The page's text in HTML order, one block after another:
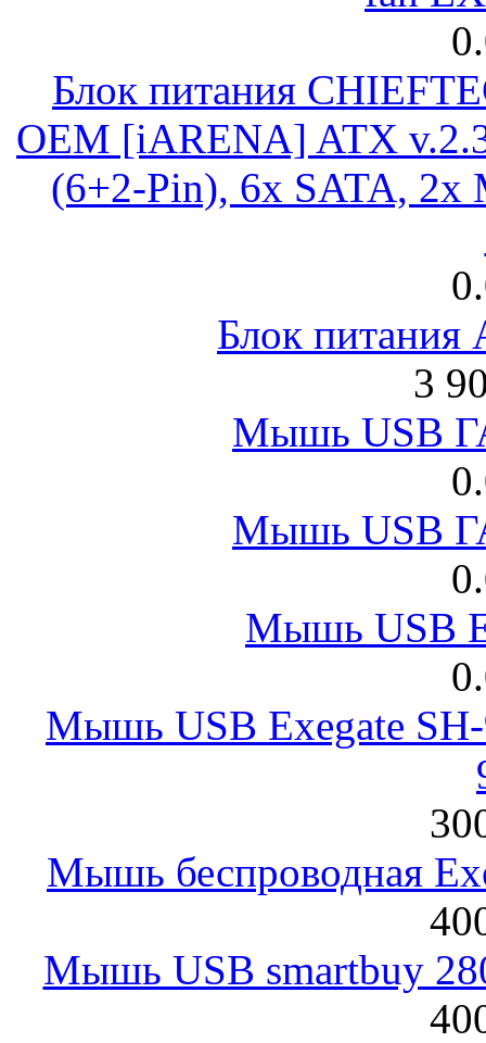
Блок питания
OEM [iARENA] ATX
(6+2-Pin), 6x SATA, 2x
Блок питания
3
Мышь USB
Мышь USB
Мышь USB
Мышь USB Exegate
Мышь беспроводная
Мышь USB smartbuy